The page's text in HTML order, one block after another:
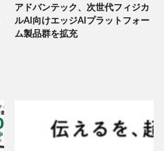
アドバンテック、次世代フィジカ
ルAI向けエッジAIプラットフォー
ム製品群を拡充